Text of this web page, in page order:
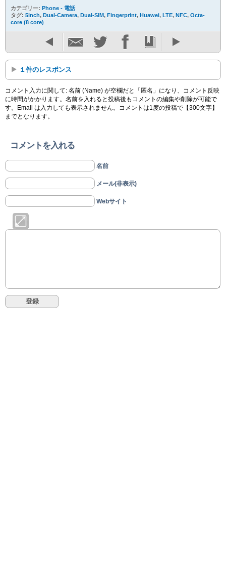
カテゴリー: Phone - 電話
タグ: 5inch, Dual-Camera, Dual-SIM, Fingerprint, Huawei, LTE, NFC, Octa-
core (8 core)
１件のレスポンス
コメント入力に関して: 名前 (Name) が空欄だと「匿名」になり、コメント反映
に時間がかかります。名前を入れると投稿後もコメントの編集や削除が可能で
す。Email は入力しても表示されません。コメントは1度の投稿で【300文字】
までとなります。
コメントを入れる
名前
メール(非表示)
Webサイト